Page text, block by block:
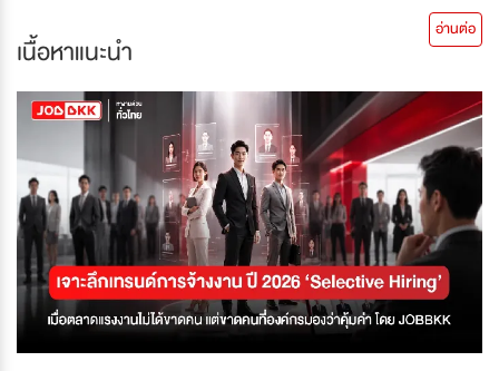
เนื้อหาแนะนำ
อ่านต่อ